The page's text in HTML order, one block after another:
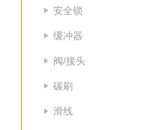
安全锁
缓冲器
阀/接头
碳刷
滑线